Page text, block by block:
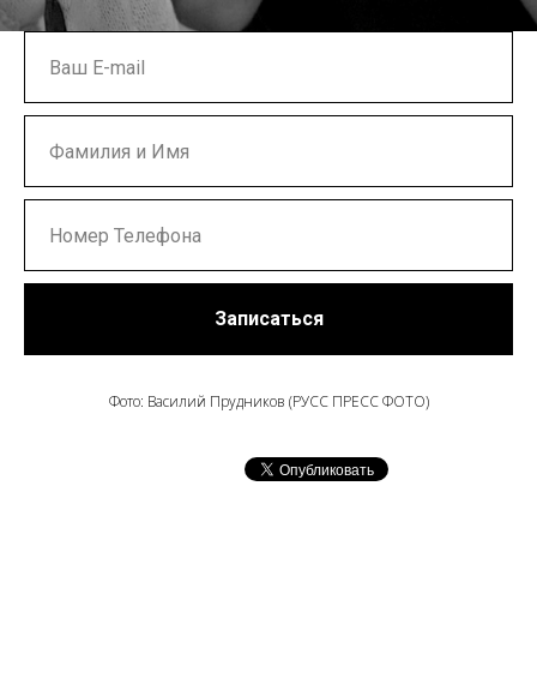
Записаться
Фото: Василий Прудников (РУСС ПРЕСС ФОТО)